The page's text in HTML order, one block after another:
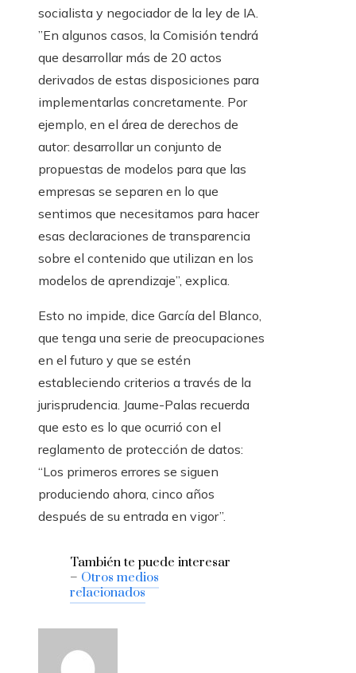
socialista y negociador de la ley de IA.
”En algunos casos, la Comisión tendrá
que desarrollar más de 20 actos
derivados de estas disposiciones para
implementarlas concretamente. Por
ejemplo, en el área de derechos de
autor: desarrollar un conjunto de
propuestas de modelos para que las
empresas se separen en lo que
sentimos que necesitamos para hacer
esas declaraciones de transparencia
sobre el contenido que utilizan en los
modelos de aprendizaje”, explica.
Esto no impide, dice García del Blanco,
que tenga una serie de preocupaciones
en el futuro y que se estén
estableciendo criterios a través de la
jurisprudencia. Jaume-Palas recuerda
que esto es lo que ocurrió con el
reglamento de protección de datos:
“Los primeros errores se siguen
produciendo ahora, cinco años
después de su entrada en vigor”.
También te puede interesar
– Otros medios
relacionados